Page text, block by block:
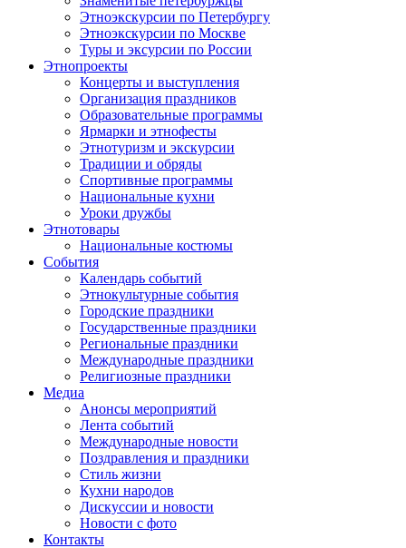
Этноэкскурсии по Петербургу
Этноэкскурсии по Москве
Туры и эксурсии по России
Этнопроекты
Концерты и выступления
Организация праздников
Образовательные программы
Ярмарки и этнофесты
Этнотуризм и экскурсии
Традиции и обряды
Спортивные программы
Национальные кухни
Уроки дружбы
Этнотовары
Национальные костюмы
События
Календарь событий
Этнокультурные события
Городские праздники
Государственные праздники
Региональные праздники
Международные праздники
Религиозные праздники
Медиа
Анонсы мероприятий
Лента событий
Международные новости
Поздравления и праздники
Cтиль жизни
Кухни народов
Дискуссии и новости
Новости с фото
Контакты